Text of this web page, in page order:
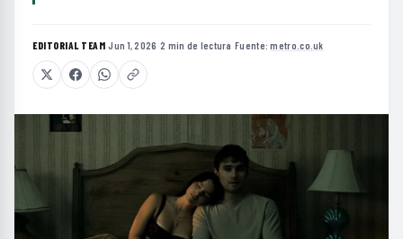
EDITORIAL TEAM·Jun 1, 2026 ·2 min de lectura ·Fuente:metro.co.uk